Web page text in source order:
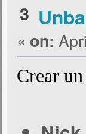
3
« on:
Crear